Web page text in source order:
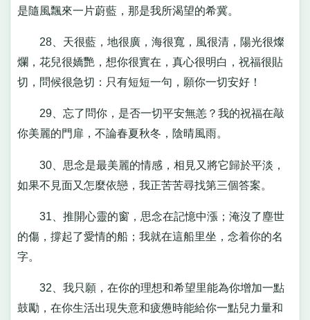
是隨風飄來一片蔚藍，那是我所渴望的希冀。
28、天很藍，地很廣，海很寬，風很清，陽光很燦
爛，花兒很嬌艷，想你很實在，真心很明白，祝福很貼
切，問候很急切：只有短短一句，願你一切安好！
29、忘了問你，是否一切平安無恙？我的祝福在敲
你美麗的門扉，不論春夏秋冬，陰晴風雨。
30、思念是最美麗的情感，相見又將它歸於平淡，
如果不見面又怎麼依戀，我正苦苦尋找第三個答案。
31、推開心靈的窗，思念在記憶中漲；淹沒了塵世
的傷，撐起了愛情的船；我就在這船里坐，念着你的名
字。
32、我只願，在你的理想和希望里能為你增加一點
鼓勵，在你生活出現失意和疲憊時能給你一點兒力量和